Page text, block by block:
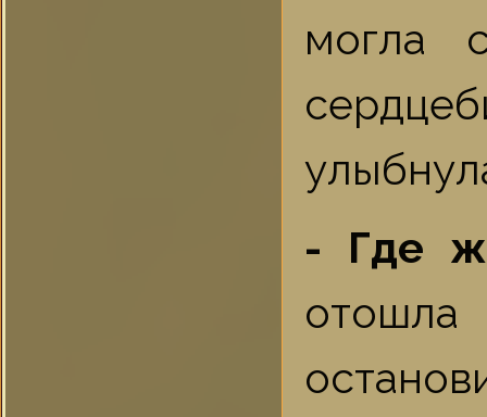
могла
- Где
отошла